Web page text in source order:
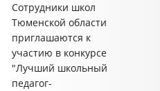
Сотрудники школ
Тюменской области
приглашаются к
участию в конкурсе
"Лучший школьный
педагог-